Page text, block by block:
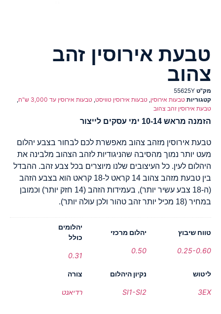
טבעת אירוסין זהב
צהוב
מק"ט 55625Y
קטגוריות טבעות אירוסין, טבעות אירוסין טוויסט, טבעות אירוסין עד 3,000 ש"ח
,
טבעת אירוסין זהב צהוב
הזמנה מראש 10-14 ימי עסקים לייצור
טבעת אירוסין מזהב צהוב מאפשרת לכם לבחור בצבע יהלום
מעט יותר נמוך מהסיבה שהניגודיות לזהב הצהוב מלבינה את
היהלום לעין. כל העיצובים שלנו מיוצרים בכל צבע זהב. ההבדל
בין טבעת מזהב צהוב 14 קראט ל-18 קראט הוא בצבע הזהב
(ה-18 צבע עשיר יותר), בעמידות הזהב (14 חזק יותר) וכמובן
במחיר (18 מכיל יותר זהב טהור ולכן עולה יותר).
טווח שיבוץ
0.25-0.60
יהלום מרכזי
0.50
יהלומים
כולל
0.31
ליטוש
3EX
נקיון היהלום
SI1-SI2
צורה
רדיאנט